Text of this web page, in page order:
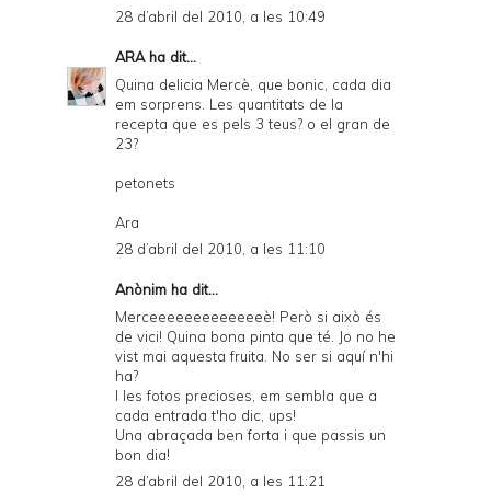
28 d’abril del 2010, a les 10:49
ARAha dit...
Quina delicia Mercè, que bonic, cada dia
em sorprens. Les quantitats de la
recepta que es pels 3 teus? o el gran de
23?
petonets
Ara
28 d’abril del 2010, a les 11:10
Anònim ha dit...
Merceeeeeeeeeeeeeè! Però si això és
de vici! Quina bona pinta que té. Jo no he
vist mai aquesta fruita. No ser si aquí n'hi
ha?
I les fotos precioses, em sembla que a
cada entrada t'ho dic, ups!
Una abraçada ben forta i que passis un
bon dia!
28 d’abril del 2010, a les 11:21